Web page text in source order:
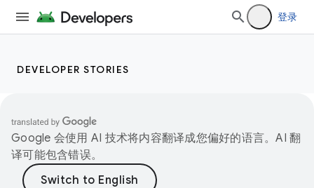
登录
DEVELOPER STORIES
Google 会使用 AI 技术将内容翻译成您偏好的语言。AI 翻
译可能包含错误。